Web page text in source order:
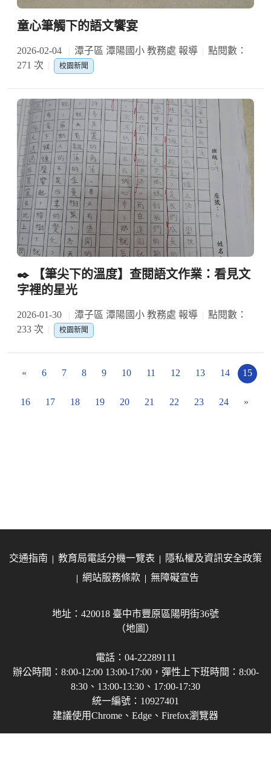
童心筆觸下的語文饗宴
2026-02-04 潭子區 潭陽國小 教務處 報導
點閱數：
271 次
校園新聞
✒️ 【筆尖下的溫度】查閱語文作業：看見文
字裡的星光
2026-01-30 潭子區 潭陽國小 教務處 報導
點閱數：
233 次
校園新聞
« 6 7 8 9 10 11 12 13 14 15
16 17 18 19 20 21 22 23 24 »
交通指南 教育局電話分機一覽表
隱私權及資訊安全政策
網站服務條款
無障礙宣告
地址：420018 臺中市豐原區陽明街36號
（地圖）
電話：04-22289111
辦公時間：8:00-12:00 13:00-17:00，彈性上下班時間：8:00-
8:30、13:00-13:30、17:00-17:30
統一編號：10927401
建議使用Chrome、Edge、Firefox瀏覽器